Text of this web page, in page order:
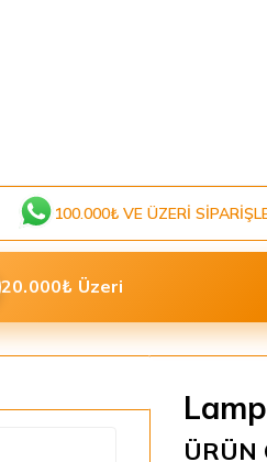
100.000₺ VE ÜZERI
20.000₺ Üzeri
ÜRÜN